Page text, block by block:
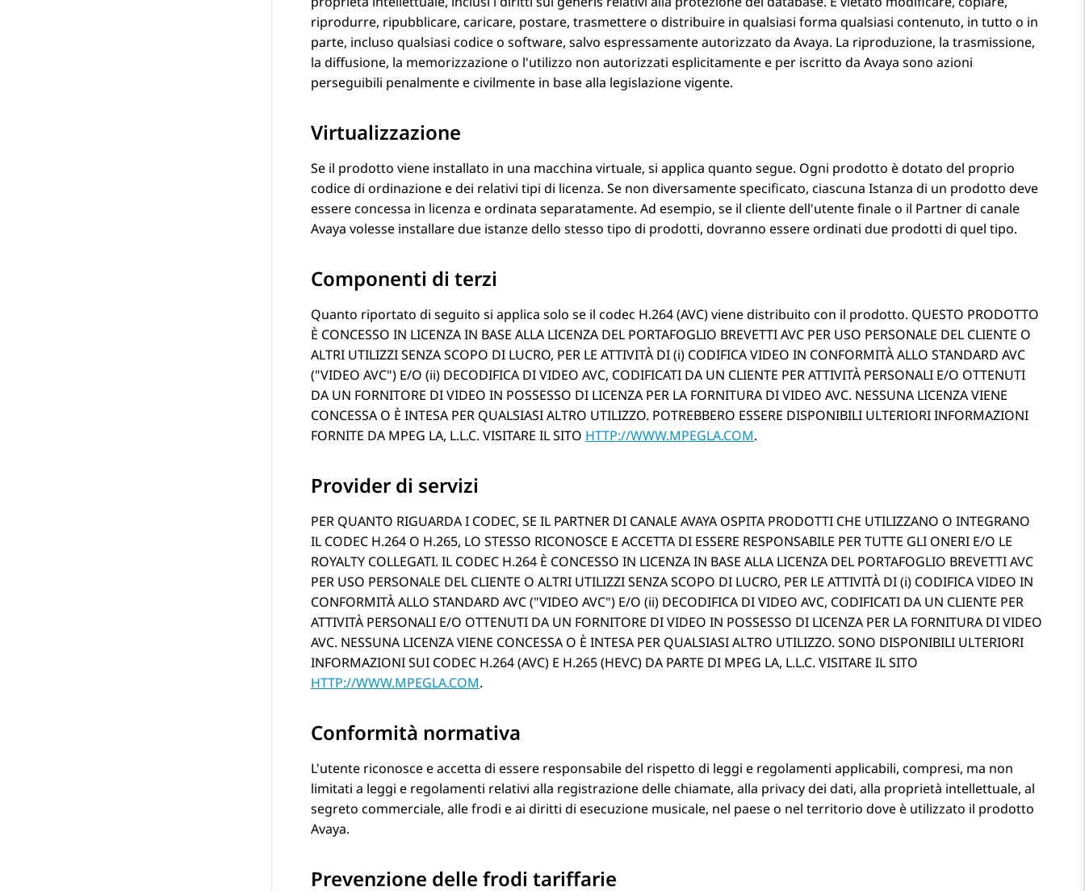
riprodurre, ripubblicare, caricare, postare, trasmettere o distribuire in qualsiasi forma qualsiasi contenuto, in tutto o in
parte, incluso qualsiasi codice o software, salvo espressamente autorizzato da Avaya. La riproduzione, la trasmissione,
la diffusione, la memorizzazione o l'utilizzo non autorizzati esplicitamente e per iscritto da Avaya sono azioni
perseguibili penalmente e civilmente in base alla legislazione vigente.
Virtualizzazione
Se il prodotto viene installato in una macchina virtuale, si applica quanto segue. Ogni prodotto è dotato del proprio
codice di ordinazione e dei relativi tipi di licenza. Se non diversamente specificato, ciascuna Istanza di un prodotto deve
essere concessa in licenza e ordinata separatamente. Ad esempio, se il cliente dell'utente finale o il Partner di canale
Avaya volesse installare due istanze dello stesso tipo di prodotti, dovranno essere ordinati due prodotti di quel tipo.
Componenti di terzi
Quanto riportato di seguito si applica solo se il codec H.264 (AVC) viene distribuito con il prodotto. QUESTO PRODOTTO
È CONCESSO IN LICENZA IN BASE ALLA LICENZA DEL PORTAFOGLIO BREVETTI AVC PER USO PERSONALE DEL CLIENTE O
ALTRI UTILIZZI SENZA SCOPO DI LUCRO, PER LE ATTIVITÀ DI (i) CODIFICA VIDEO IN CONFORMITÀ ALLO STANDARD AVC
( VIDEO AVC ) E/O (ii) DECODIFICA DI VIDEO AVC, CODIFICATI DA UN CLIENTE PER ATTIVITÀ PERSONALI E/O OTTENUTI
DA UN FORNITORE DI VIDEO IN POSSESSO DI LICENZA PER LA FORNITURA DI VIDEO AVC. NESSUNA LICENZA VIENE
CONCESSA O È INTESA PER QUALSIASI ALTRO UTILIZZO. POTREBBERO ESSERE DISPONIBILI ULTERIORI INFORMAZIONI
FORNITE DA MPEG LA, L.L.C. VISITARE IL SITO HTTP://WWW.MPEGLA.COM.
Provider di servizi
PER QUANTO RIGUARDA I CODEC, SE IL PARTNER DI CANALE AVAYA OSPITA PRODOTTI CHE UTILIZZANO O INTEGRANO
IL CODEC H.264 O H.265, LO STESSO RICONOSCE E ACCETTA DI ESSERE RESPONSABILE PER TUTTE GLI ONERI E/O LE
ROYALTY COLLEGATI. IL CODEC H.264 È CONCESSO IN LICENZA IN BASE ALLA LICENZA DEL PORTAFOGLIO BREVETTI AVC
PER USO PERSONALE DEL CLIENTE O ALTRI UTILIZZI SENZA SCOPO DI LUCRO, PER LE ATTIVITÀ DI (i) CODIFICA VIDEO IN
CONFORMITÀ ALLO STANDARD AVC ( VIDEO AVC ) E/O (ii) DECODIFICA DI VIDEO AVC, CODIFICATI DA UN CLIENTE PER
ATTIVITÀ PERSONALI E/O OTTENUTI DA UN FORNITORE DI VIDEO IN POSSESSO DI LICENZA PER LA FORNITURA DI VIDEO
AVC. NESSUNA LICENZA VIENE CONCESSA O È INTESA PER QUALSIASI ALTRO UTILIZZO. SONO DISPONIBILI ULTERIORI
INFORMAZIONI SUI CODEC H.264 (AVC) E H.265 (HEVC) DA PARTE DI MPEG LA, L.L.C. VISITARE IL SITO
HTTP://WWW.MPEGLA.COM.
Conformità normativa
L'utente riconosce e accetta di essere responsabile del rispetto di leggi e regolamenti applicabili, compresi, ma non
limitati a leggi e regolamenti relativi alla registrazione delle chiamate, alla privacy dei dati, alla proprietà intellettuale, al
segreto commerciale, alle frodi e ai diritti di esecuzione musicale, nel paese o nel territorio dove è utilizzato il prodotto
Avaya.
Prevenzione delle frodi tariffarie